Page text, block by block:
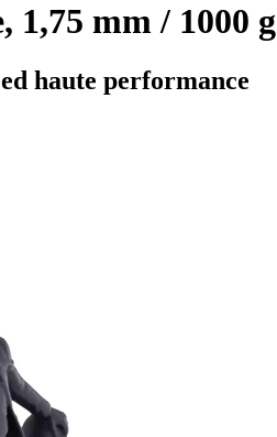
mm / 1000 g
haute performance